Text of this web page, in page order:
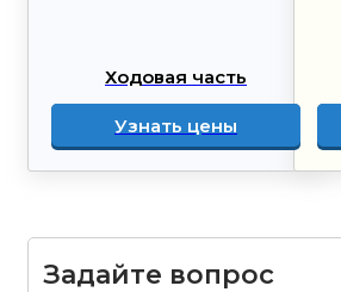
Ходовая часть
Узнать цены
Задайте вопрос